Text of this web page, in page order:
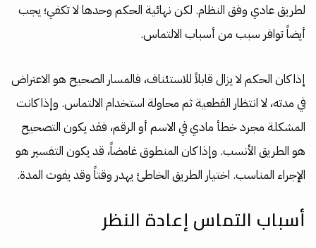
لطريق عادي وفق النظام. لكن نهائية الحكم وحدها لا تكفي؛ يجب
أيضاً توافر سبب من أسباب الالتماس.
إذا كان الحكم لا يزال قابلاً للاستئناف، فالمسار الصحيح هو الاعتراض
في مدته، لا انتظار القطعية ثم محاولة استخدام الالتماس. وإذا كانت
المشكلة مجرد خطأ مادي في الاسم أو الرقم، فقد يكون التصحيح
هو الطريق الأنسب. وإذا كان المنطوق غامضاً، قد يكون التفسير هو
الإجراء المناسب. اختيار الطريق الخاطئ يهدر وقتاً وقد يفوت المدة.
أسباب التماس إعادة النظر